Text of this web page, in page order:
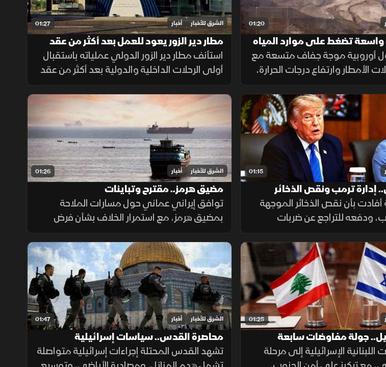
01:20
تضغط على موارد المياه
أوروبية موجة جفاف متسعة مع
الأمطار وارتفاع درجات الحرارة،
مستويات الأنهار والخزانات
على الموارد المائية.
01:27 الشرق للأخبار أخبار
مطار دير الزور يعود للعمل بعد أكثر من عقد
من الإغلاق
استأنف مطار دير الزور الدولي عملياته باستقبال
أولى الرحلات الداخلية والدولية بعد أكثر من عقد
من التوقف، في خطوة تهدف إلى تسهيل حركة
التنقل وتعزيز الربط الجوي بالمنطقة.
01:15
إدارة ترمب ونقص الذخائر
أفادت بأن نقص الذخائر الموجهة
ودفعه للتراجع عن ضربات
وزير الحرب حمل بايدن ثم نائبه
فيما نفى البيت الأبيض صحة
01:26 الشرق للأخبار أخبار
مضيق هرمز.. مقترح وتباينات
توافق إيراني عماني حول مسارات الملاحة
بمضيق هرمز، مع استمرار الخلاف بشأن فرض
رسوم عبور، حيث تشترط طهران رفع العقوبات
لفتح المضيق وسط رفض أميركي ورفض داخلي
من الحرس الثوري.
01:25
جولة مفاوضات سابعة
اللبنانية الإسرائيلية إلى مرحلة
01:47 الشرق للأخبار أخبار
محاصرة القدس.. سياسات إسرائيلية
تشهد القدس المحتلة إجراءات إسرائيلية متواصلة